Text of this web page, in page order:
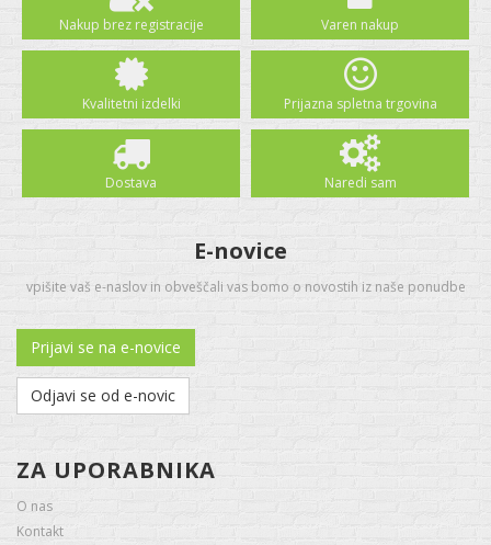
Nakup brez registracije Varen nakup
Kvalitetni izdelki Prijazna spletna trgovina
Dostava Naredi sam
E-novice
vpišite vaš e-naslov in obveščali vas bomo o novostih iz naše ponudbe
Prijavi se na e-novice
Odjavi se od e-novic
ZA UPORABNIKA
O nas
Kontakt